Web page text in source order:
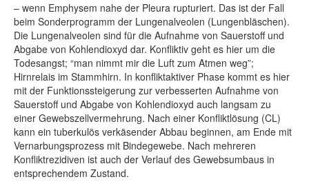
– wenn Emphysem nahe der Pleura rupturiert. Das ist der Fall
beim Sonderprogramm der Lungenalveolen (Lungenbläschen).
Die Lungenalveolen sind für die Aufnahme von Sauerstoff und
Abgabe von Kohlendioxyd dar. Konfliktiv geht es hier um die
Todesangst; “man nimmt mir die Luft zum Atmen weg”;
Hirnrelais im Stammhirn. In konfliktaktiver Phase kommt es hier
mit der Funktionssteigerung zur verbesserten Aufnahme von
Sauerstoff und Abgabe von Kohlendioxyd auch langsam zu
einer Gewebszellvermehrung. Nach einer Konfliktlösung (CL)
kann ein tuberkulös verkäsender Abbau beginnen, am Ende mit
Vernarbungsprozess mit Bindegewebe. Nach mehreren
Konfliktrezidiven ist auch der Verlauf des Gewebsumbaus in
entsprechendem Zustand.